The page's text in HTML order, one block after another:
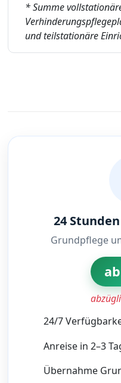
* Summe
und teilstationäre
24
Grundpflege
24/7
Anreise in 2–3
Übernahme